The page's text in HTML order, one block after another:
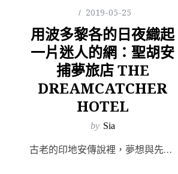
2019-05-25
用波多黎各的日夜織起
一片迷人的網：聖胡安
捕夢旅店 THE
DREAMCATCHER
HOTEL
by Sia
古老的印地安傳說裡，夢想與先人的智慧會在夜晚的空氣中漂浮，並挾帶著人類集體意識中雜沓的思緒。而捕夢網...